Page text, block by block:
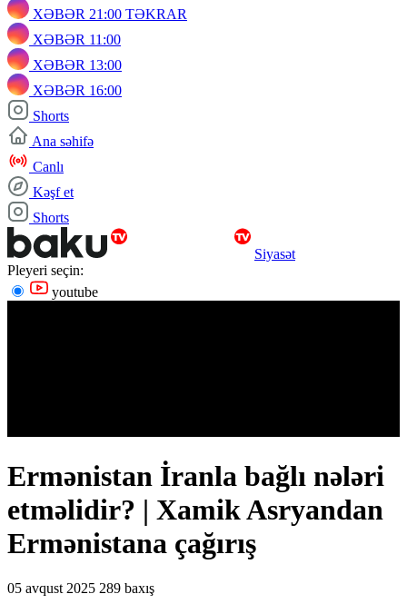
XƏBƏR 21:00 TƏKRAR
XƏBƏR 11:00
XƏBƏR 13:00
XƏBƏR 16:00
Shorts
Ana səhifə
Canlı
Kəşf et
Shorts
Siyasət
Pleyeri seçin:
youtube
Ermənistan İranla bağlı nələri
etməlidir? | Xamik Asryandan
Ermənistana çağırış
05 avqust 2025 289 baxış